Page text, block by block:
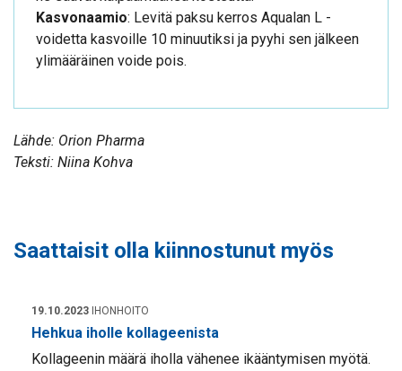
Kasvonaamio: Levitä paksu kerros Aqualan L -
voidetta kasvoille 10 minuutiksi ja pyyhi sen jälkeen
ylimääräinen voide pois.
Lähde: Orion Pharma
Teksti: Niina Kohva
Saattaisit olla kiinnostunut myös
19.10.2023 IHONHOITO
Hehkua iholle kollageenista
Kollageenin määrä iholla vähenee ikääntymisen myötä.